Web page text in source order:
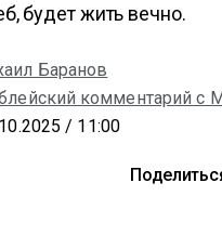
будет жить вечно.
Баранов
комментарий с
/ 11:00